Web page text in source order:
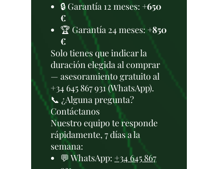
🔒 Garantía 12 meses: +650
€
🏆 Garantía 24 meses: +850
€
Solo tienes que indicar la
duración elegida al comprar
— asesoramiento gratuito al
+34 645 867 931 (WhatsApp).
📞 ¿Alguna pregunta?
Contáctanos
Nuestro equipo te responde
rápidamente, 7 días a la
semana:
💬 WhatsApp: +34 645 867